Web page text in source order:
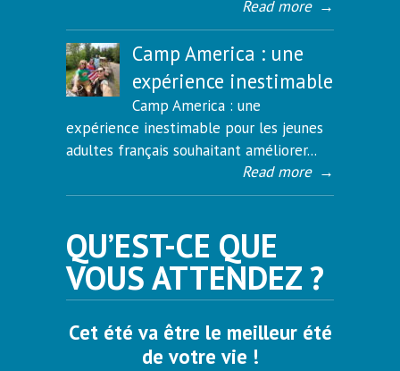
Read more →
Camp America : une
expérience inestimable
Camp America : une
expérience inestimable pour les jeunes
adultes français souhaitant améliorer...
Read more →
QU’EST-CE QUE
VOUS ATTENDEZ ?
Cet été va être le meilleur été
de votre vie !